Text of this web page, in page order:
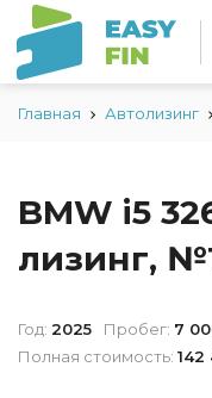
Главная Автолизинг
BMW i5
лизинг,
Год: 2025 Пробег: 7
Полная стоимость: 142